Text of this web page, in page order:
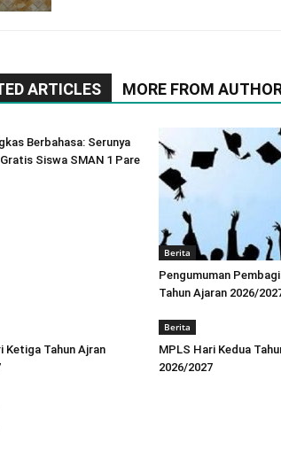
ARTICLES MORE FROM
Berbahasa: Serunya
Siswa SMAN 1 Pare
Berita
Pengumuman
Tahun Ajaran 2026/
Ketiga Tahun Ajran
Berita
MPLS Hari Kedua
2026/2027